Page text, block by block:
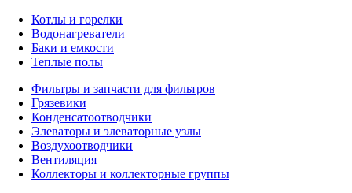
Котлы и горелки
Водонагреватели
Баки и емкости
Теплые полы
Фильтры и запчасти для фильтров
Грязевики
Конденсатоотводчики
Элеваторы и элеваторные узлы
Воздухоотводчики
Вентиляция
Коллекторы и коллекторные группы